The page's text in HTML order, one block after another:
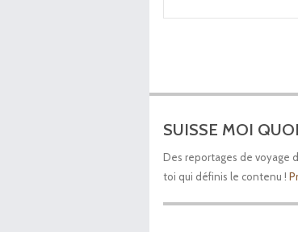
SUISSE MOI
Des reportages de voyage
toi qui définis le contenu !